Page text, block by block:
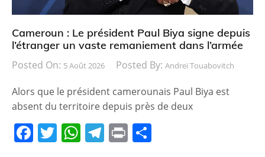
Cameroun : Le président Paul Biya signe depuis
l’étranger un vaste remaniement dans l’armée
Posted On: 5 Août 2026 Posted By: Andreï Touabovitch
Alors que le président camerounais Paul Biya est
absent du territoire depuis près de deux
F T W T Pr